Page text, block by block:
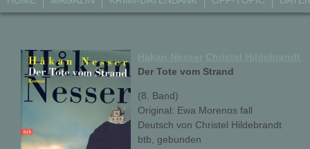
Der Tote vom Strand
(8. Band)
Original: Ewa Morenos fall
Deutsch von Christel Hildebrandt
btb, gebunden